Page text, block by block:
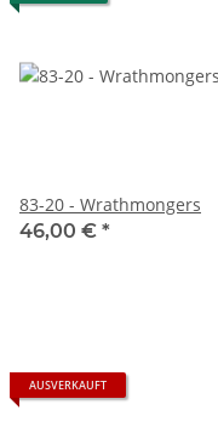
83-20 - Wrathmongers
46,00 € *
AUSVERKAUFT